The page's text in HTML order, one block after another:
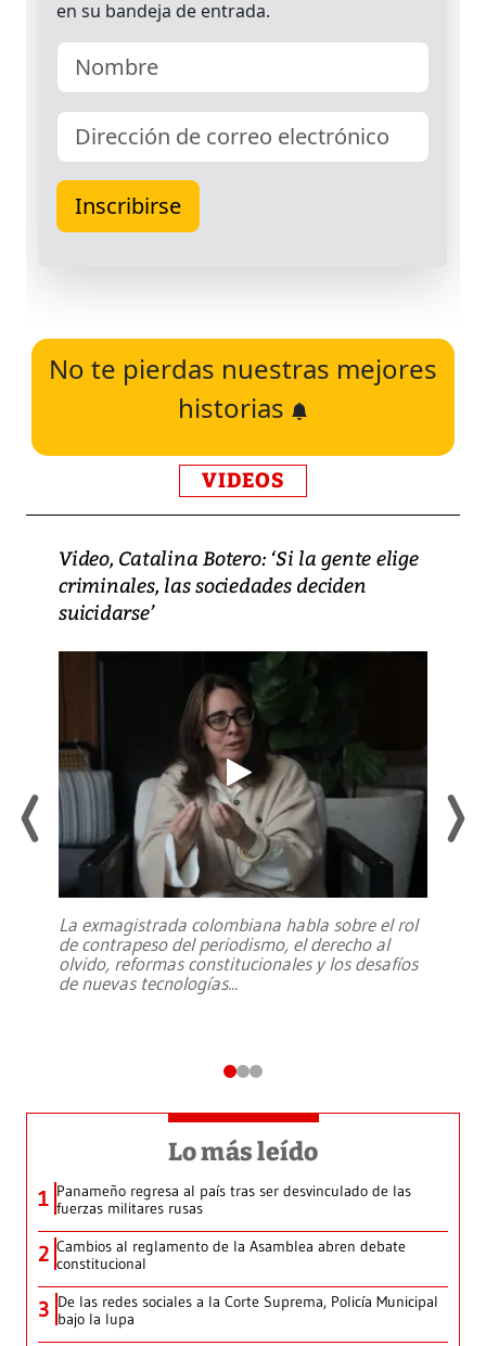
No te pierdas nuestras mejores
historias
VIDEOS
Video, Catalina Botero: ‘Si la gente elige
criminales, las sociedades deciden
suicidarse’
La exmagistrada colombiana habla sobre el rol
de contrapeso del periodismo, el derecho al
olvido, reformas constitucionales y los desafíos
de nuevas tecnologías...
Lo más leído
1 Panameño regresa al país tras ser desvinculado de las
fuerzas militares rusas
2 Cambios al reglamento de la Asamblea abren debate
constitucional
3 De las redes sociales a la Corte Suprema, Policía Municipal
bajo la lupa